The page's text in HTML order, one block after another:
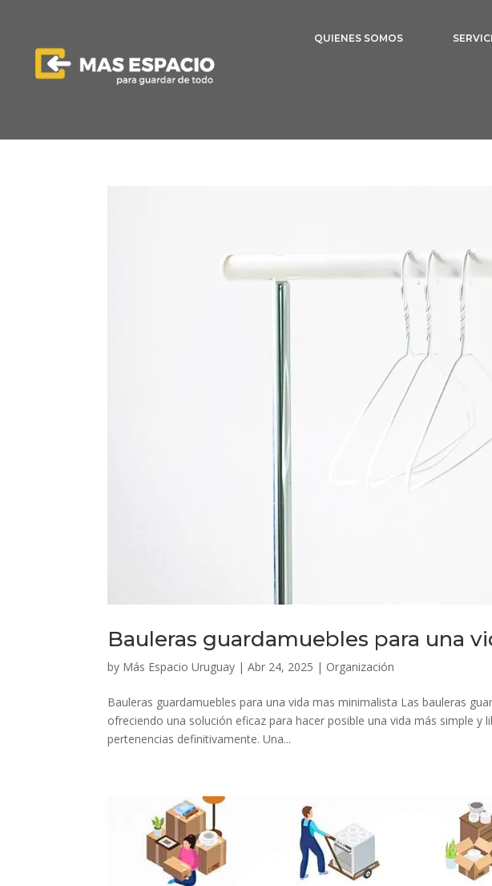
QUIENES SOMOS
Bauleras guardamuebles para una
by Más Espacio Uruguay |Abr 24, 2025 | Organización
Bauleras guardamuebles para una vida mas minimalista Las bauleras
ofreciendo una solución eficaz para hacer posible una vida más simple y
pertenencias definitivamente. Una...